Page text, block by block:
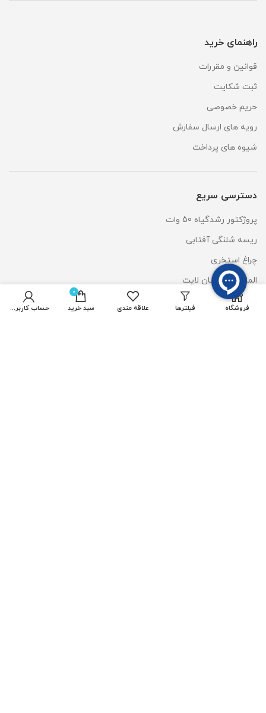
راهنمای خرید
قوانین و مقررات
ثبت شکایت
حریم خصوصی
رویه های ارسال سفارش
شیوه های پرداخت
دسترسی سریع
پروژکتور رشدگیاه 50 وات
ریسه شلنگی آفتابی
چراغ استخری
المان نوری سان لایت
وال واشر DMX
فروشگاه فیلترها علاقه مندی
0
سبد خرید حساب کاربری من